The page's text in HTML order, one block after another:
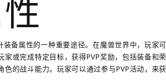
备属性的一种重要途径。在魔兽世界中，玩家
家或完成特定目标，获得PVP奖励，包括装备和
色的战斗能力。玩家可以通过参与PVP活动，来